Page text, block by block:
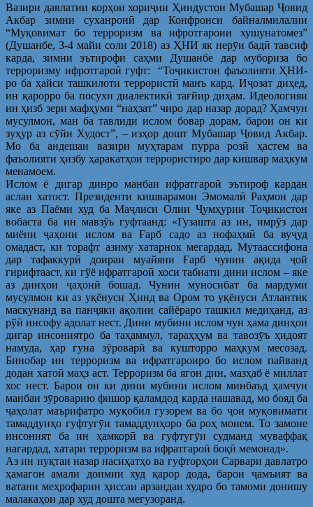
Вазири давлатии корҳои хориҷии Ҳиндустон Мубашар Ҷовид
Акбар зимни суханронӣ дар Конфронси байналмилалии
“Муқовимат бо терроризм ва ифротгароии хушунатомез”
(Душанбе, 3-4 майи соли 2018) аз ҲНИ як нерӯи бадӣ тавсиф
карда, зимни эътирофи саҳми Душанбе дар мубориза бо
терроризму ифротгароӣ гуфт: “Тоҷикистон фаъолияти ҲНИ-
ро ба ҳайси ташкилоти террористӣ манъ кард. Иҷозат диҳед,
ин қарорро ба посухи диалектикӣ тағйир диҳам. Идеологияи
ин ҳизб зери мафҳуми “наҳзат” чиро дар назар дорад? Ҳамчун
мусулмон, ман ба тавлиди ислом бовар дорам, барои он ки
зуҳур аз сӯйи Худост”, – изҳор дошт Мубашар Ҷовид Акбар.
Мо ба андешаи вазири муҳтарам пурра розӣ ҳастем ва
фаъолияти ҳизбу ҳаракатҳои террористиро дар кишвар маҳкум
менамоем.
Ислом ё дигар динро манбаи ифратгароӣ эътироф кардан
аслан хатост. Президенти кишварамон Эмомалӣ Раҳмон дар
яке аз Паёми худ ба Маҷлиси Олии Ҷумҳурии Тоҷикистон
вобаста ба ин мавзӯь гуфтаанд: «Гузашта аз ин, имрӯз дар
миёни ҷаҳони ислом ва Ғарб садо аз нофаҳмӣ ба вуҷуд
омадаст, ки торафт азиму хатарнок мегардад, Мутаассифона
дар тафаккурӣ доираи муайяни Ғарб чунин ақида ҷой
гирифтааст, ки гўё ифратгароӣ хоси табиати дини ислом – яке
аз динҳои ҷаҳонӣ бошад. Чунин муносибат ба мардуми
мусулмон ки аз уқёнуси Ҳинд ва Ором то уқёнуси Атлантик
маскунанд ва панҷяки ақолии сайёраро ташкил медиҳанд, аз
рўӣ инсофу адолат нест. Дини мубини ислом чун ҳама динҳои
дигар инсониятро ба таҳаммул, тараҳҳум ва тавозӯъ ҳидоят
намуда, ҳар гуна зӯроварӣ ва кушторро маҳкум месозад.
Бинобар ин терроризм ва ифратгароиро бо ислом пайванд
додан хатоӣ маҳз аст. Терроризм ба ягон дин, мазҳаб ё миллат
хос нест. Барои он ки дини мубини ислом минбаъд ҳамчун
манбаи зӯроварию фишор қаламдод карда нашавад, мо бояд ба
ҷаҳолат маърифатро муқобил гузорем ва бо ҷои муқовимати
тамаддунҳо гуфтугӯи тамаддунҳоро ба роҳ монем. То замоне
инсоният ба ин ҳамкорӣ ва гуфтугӯи судманд муваффақ
нагардад, хатари терроризм ва ифратгароӣ боқӣ мемонад».
Аз ин нуқтаи назар насиҳатҳо ва гуфторҳои Сарвари давлатро
ҳамагон амали доимии худ қарор дода, барои ҷамъият ва
ватани меҳрофарин ҳиссаи арзандаи худро бо тамоми донишу
малакаҳои дар худ дошта мегузоранд.